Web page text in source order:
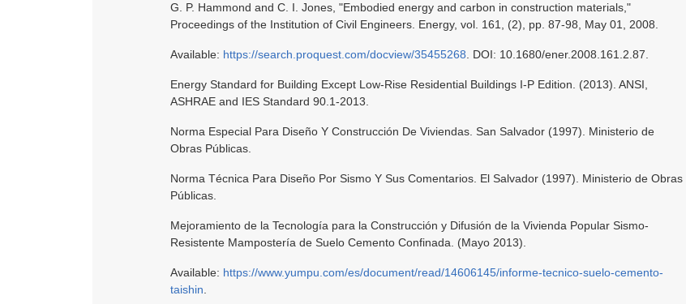
G. P. Hammond and C. I. Jones, "Embodied energy and carbon in construction materials,"
Proceedings of the Institution of Civil Engineers. Energy, vol. 161, (2), pp. 87-98, May 01, 2008.
Available: https://search.proquest.com/docview/35455268. DOI: 10.1680/ener.2008.161.2.87.
Energy Standard for Building Except Low-Rise Residential Buildings I-P Edition. (2013). ANSI,
ASHRAE and IES Standard 90.1-2013.
Norma Especial Para Diseño Y Construcción De Viviendas. San Salvador (1997). Ministerio de
Obras Públicas.
Norma Técnica Para Diseño Por Sismo Y Sus Comentarios. El Salvador (1997). Ministerio de Obras
Públicas.
Mejoramiento de la Tecnología para la Construcción y Difusión de la Vivienda Popular Sismo-
Resistente Mampostería de Suelo Cemento Confinada. (Mayo 2013).
Available: https://www.yumpu.com/es/document/read/14606145/informe-tecnico-suelo-cemento-
taishin.